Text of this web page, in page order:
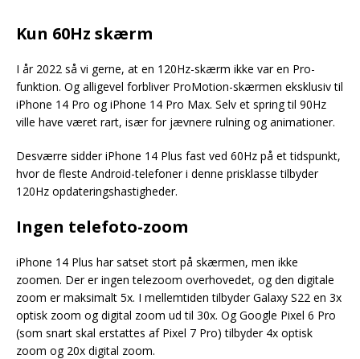
Kun 60Hz skærm
I år 2022 så vi gerne, at en 120Hz-skærm ikke var en Pro-
funktion. Og alligevel forbliver ProMotion-skærmen eksklusiv til
iPhone 14 Pro og iPhone 14 Pro Max. Selv et spring til 90Hz
ville have været rart, især for jævnere rulning og animationer.
Desværre sidder iPhone 14 Plus fast ved 60Hz på et tidspunkt,
hvor de fleste Android-telefoner i denne prisklasse tilbyder
120Hz opdateringshastigheder.
Ingen telefoto-zoom
iPhone 14 Plus har satset stort på skærmen, men ikke
zoomen. Der er ingen telezoom overhovedet, og den digitale
zoom er maksimalt 5x. I mellemtiden tilbyder Galaxy S22 en 3x
optisk zoom og digital zoom ud til 30x. Og Google Pixel 6 Pro
(som snart skal erstattes af Pixel 7 Pro) tilbyder 4x optisk
zoom og 20x digital zoom.